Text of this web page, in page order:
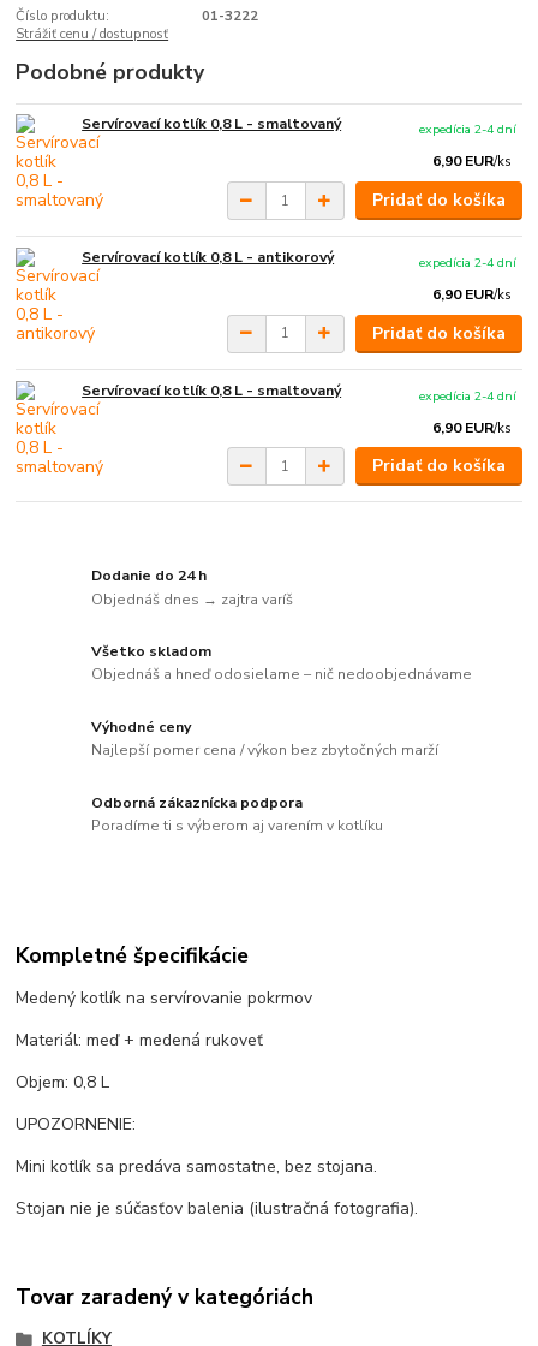
Číslo produktu:
01-3222
Strážiť cenu / dostupnosť
Podobné produkty
Servírovací kotlík 0,8 L - smaltovaný
6,90 EUR/ks
expedícia 2-4 dní
Pridať do košíka
Servírovací kotlík 0,8 L - antikorový
6,90 EUR/ks
expedícia 2-4 dní
Pridať do košíka
Servírovací kotlík 0,8 L - smaltovaný
6,90 EUR/ks
expedícia 2-4 dní
Pridať do košíka
Dodanie do 24 h
Objednáš dnes → zajtra varíš
Všetko skladom
Objednáš a hneď odosielame – nič nedoobjednávame
Výhodné ceny
Najlepší pomer cena / výkon bez zbytočných marží
Odborná zákaznícka podpora
Poradíme ti s výberom aj varením v kotlíku
Kompletné špecifikácie
Medený kotlík na servírovanie pokrmov
Materiál: meď + medená rukoveť
Objem: 0,8 L
UPOZORNENIE:
Mini kotlík sa predáva samostatne, bez stojana.
Stojan nie je súčasťov balenia (ilustračná fotografia).
Tovar zaradený v kategóriách
KOTLÍKY